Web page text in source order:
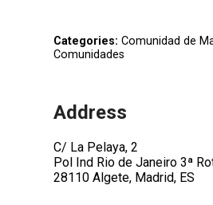
Categories:Comunidad de
Comunidades
Address
C/ La Pelaya, 2
Pol Ind Rio de Janeiro 3ª
28110 Algete, Madrid, ES